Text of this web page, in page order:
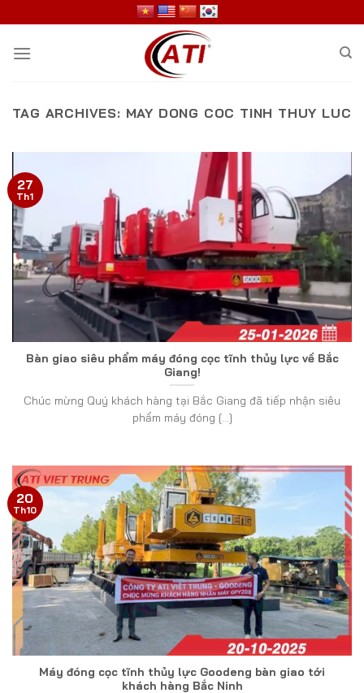
to
content
TAG ARCHIVES: MAY DONG COC TINH THUY LUC
Bàn giao siêu phẩm máy đóng cọc tĩnh thủy lực về Bắc
Giang!
Chúc mừng Quý khách hàng tại Bắc Giang đã tiếp nhận siêu
phẩm máy đóng [...]
27
Th1
Máy đóng cọc tĩnh thủy lực Goodeng bàn giao tới
khách hàng Bắc Ninh
20
Th10